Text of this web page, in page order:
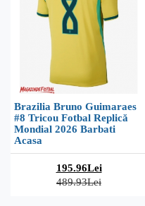
Brazilia Bruno Guimaraes
#8 Tricou Fotbal Replică
Mondial 2026 Barbati
Acasa
195.96Lei
489.93Lei